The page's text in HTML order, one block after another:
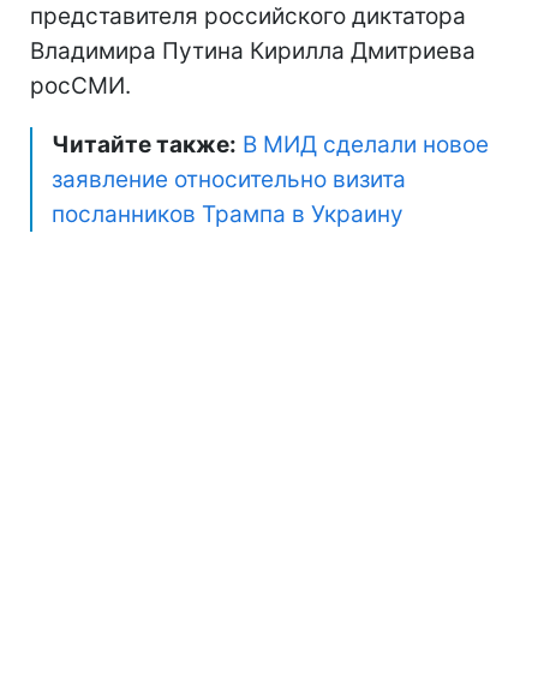
представителя российского диктатора
Владимира Путина Кирилла Дмитриева
росСМИ.
Читайте также: В МИД сделали новое
заявление относительно визита
посланников Трампа в Украину